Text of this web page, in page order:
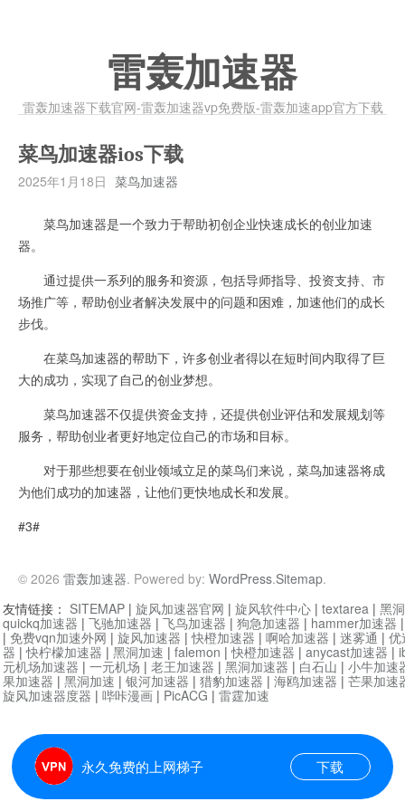
雷轰加速器
雷轰加速器下载官网-雷轰加速器vp免费版-雷轰加速app官方下载
菜鸟加速器ios下载
2025年1月18日 菜鸟加速器
菜鸟加速器是一个致力于帮助初创企业快速成长的创业加速
器。
通过提供一系列的服务和资源，包括导师指导、投资支持、市
场推广等，帮助创业者解决发展中的问题和困难，加速他们的成长
步伐。
在菜鸟加速器的帮助下，许多创业者得以在短时间内取得了巨
大的成功，实现了自己的创业梦想。
菜鸟加速器不仅提供资金支持，还提供创业评估和发展规划等
服务，帮助创业者更好地定位自己的市场和目标。
对于那些想要在创业领域立足的菜鸟们来说，菜鸟加速器将成
为他们成功的加速器，让他们更快地成长和发展。
#3#
© 2026 雷轰加速器. Powered by: WordPress.Sitemap.
永久免费的上网梯子 下载
友情链接： SITEMAP | 旋风加速器官网 | 旋风软件中心 | textarea | 黑
quickq加速器 | 飞驰加速器 | 飞鸟加速器 | 狗急加速器 | hammer加速器
| 免费vqn加速外网 | 旋风加速器 |快橙加速器 | 啊哈加速器 | 迷雾通 | 优
器 |快柠檬加速器 | 黑洞加速 | falemon |快橙加速器 | anycast加速器 |
元机场加速器 | 一元机场 | 老王加速器 | 黑洞加速器 | 白石山 | 小牛加速
果加速器 | 黑洞加速 | 银河加速器 | 猎豹加速器 | 海鸥加速器 | 芒果加速
旋风加速器度器 | 哔咔漫画 | PicACG | 雷霆加速